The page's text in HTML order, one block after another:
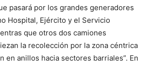
pasará por los grandes generadores
Hospital, Ejército y el Servicio
que otros dos camiones
la recolección por la zona céntrica
en anillos hacia sectores barriales”. En